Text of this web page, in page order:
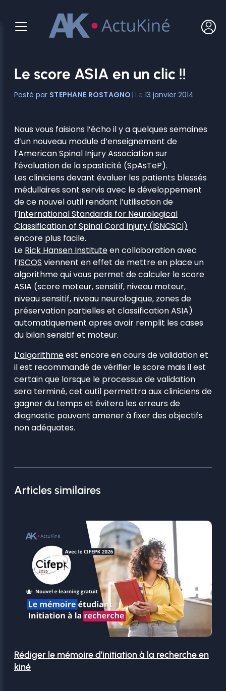
contenu
Le score ASIA en un clic !!
STEPHANE ROSTAGNO 13 janvier 2014
Nous vous faisions l’écho il y a quelques semaines
d’un nouveau module d’enseignement de
l’American Spinal Injury Associationsur
l’évaluation de la spasticité (SpAsTeP).
Les cliniciens devant évaluer les patients blessés
médullaires sont servis avec le développement
de ce nouvel outil rendant l’utilisation de
l’International Standards for Neurological
Classification of Spinal Cord Injury (ISNCSCI)
encore plus facile.
Le Rick Hansen Instituteen collaboration avec
l’ISCOS viennent en effet de mettre en place un
algorithme qui vous permet de calculer le score
ASIA (score moteur, sensitif, niveau moteur,
niveau sensitif, niveau neurologique, zones de
préservation partielles et classification ASIA)
automatiquement apres avoir remplit les cases
du bilan sensitif et moteur.
L’algorithmeest encore en cours de validation et
il est recommandé de vérifier le score mais il est
certain que lorsque le processus de validation
sera terminé, cet outil permettra aux cliniciens de
gagner du temps et évitera les erreurs de
diagnostic pouvant amener à fixer des objectifs
non adéquates.
Articles similaires
Rédiger le mémoire d’initiation à la recherche en
kiné